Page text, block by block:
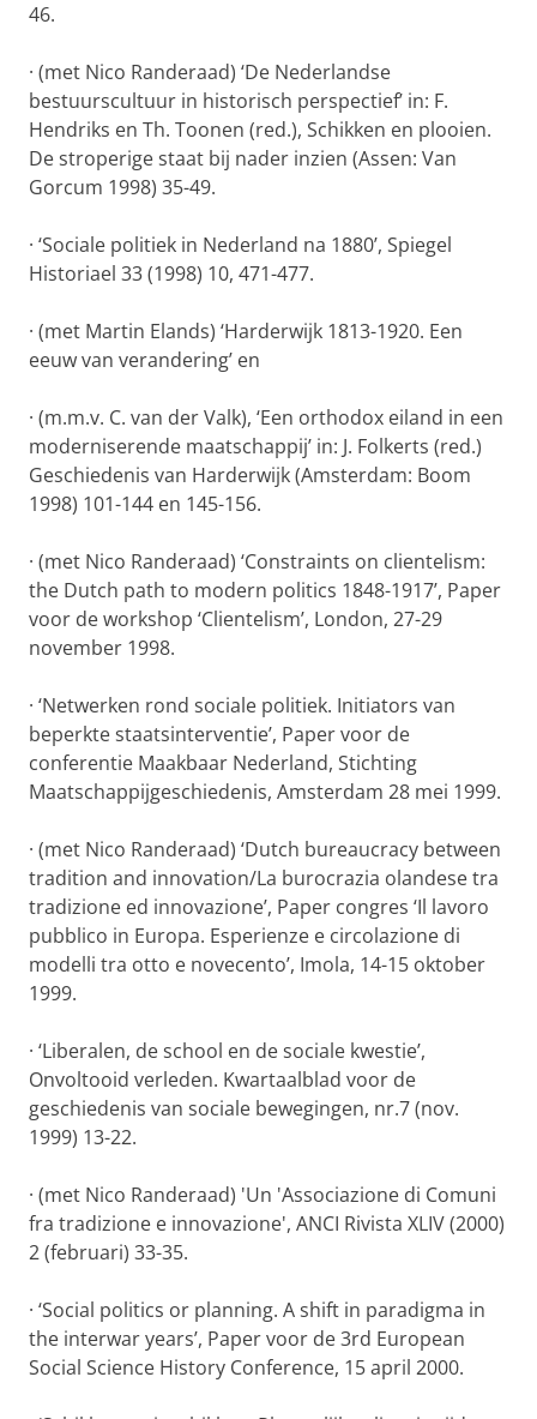
46.
· (met Nico Randeraad) ‘De Nederlandse
bestuurscultuur in historisch perspectief’ in: F.
Hendriks en Th. Toonen (red.), Schikken en plooien.
De stroperige staat bij nader inzien (Assen: Van
Gorcum 1998) 35-49.
· ‘Sociale politiek in Nederland na 1880’, Spiegel
Historiael 33 (1998) 10, 471-477.
· (met Martin Elands) ‘Harderwijk 1813-1920. Een
eeuw van verandering’ en
· (m.m.v. C. van der Valk), ‘Een orthodox eiland in een
moderniserende maatschappij’ in: J. Folkerts (red.)
Geschiedenis van Harderwijk (Amsterdam: Boom
1998) 101-144 en 145-156.
· (met Nico Randeraad) ‘Constraints on clientelism:
the Dutch path to modern politics 1848-1917’, Paper
voor de workshop ‘Clientelism’, London, 27-29
november 1998.
· ‘Netwerken rond sociale politiek. Initiators van
beperkte staatsinterventie’, Paper voor de
conferentie Maakbaar Nederland, Stichting
Maatschappijgeschiedenis, Amsterdam 28 mei 1999.
· (met Nico Randeraad) ‘Dutch bureaucracy between
tradition and innovation/La burocrazia olandese tra
tradizione ed innovazione’, Paper congres ‘Il lavoro
pubblico in Europa. Esperienze e circolazione di
modelli tra otto e novecento’, Imola, 14-15 oktober
1999.
· ‘Liberalen, de school en de sociale kwestie’,
Onvoltooid verleden. Kwartaalblad voor de
geschiedenis van sociale bewegingen, nr.7 (nov.
1999) 13-22.
· (met Nico Randeraad) 'Un 'Associazione di Comuni
fra tradizione e innovazione', ANCI Rivista XLIV (2000)
2 (februari) 33-35.
· ‘Social politics or planning. A shift in paradigma in
the interwar years’, Paper voor de 3rd European
Social Science History Conference, 15 april 2000.